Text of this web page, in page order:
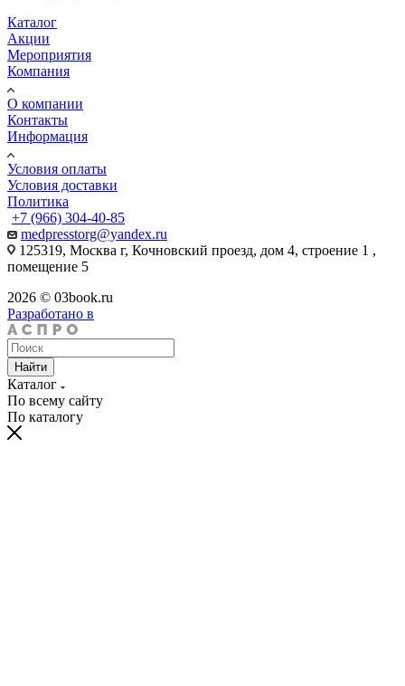
Каталог
Акции
Мероприятия
Компания
О компании
Контакты
Информация
Условия оплаты
Условия доставки
Политика
+7 (966) 304-40-85
medpresstorg@yandex.ru
125319, Москва г, Кочновский проезд, дом 4, строение 1 ,
помещение 5
2026 © 03book.ru
Разработано в
Найти
Каталог
По всему сайту
По каталогу